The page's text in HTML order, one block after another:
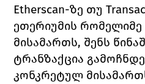
Etherscan-ზე თუ
ეთერიუმის
მისამართს, შენს
ტრანზაქცია
კონკრეტულ